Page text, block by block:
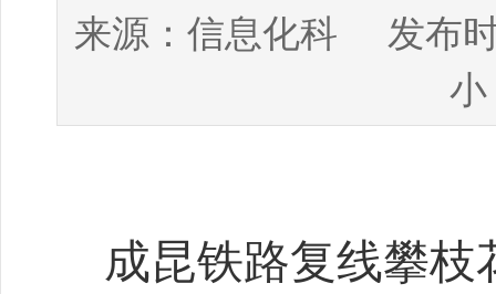
来源： 信息化科 发布
小
成昆铁路复线攀